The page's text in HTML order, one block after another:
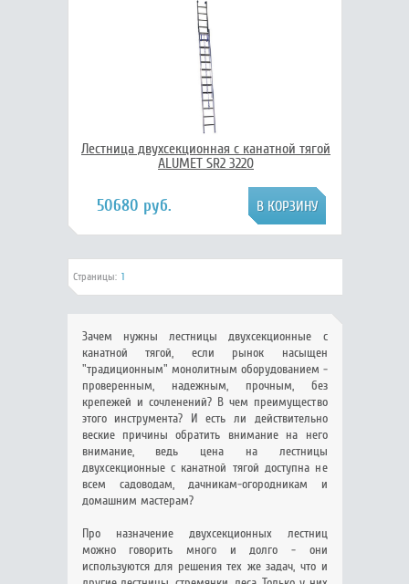
Лестница двухсекционная с канатной тягой
ALUMET SR2 3220
50680 руб.
Страницы: 1
Зачем нужны лестницы двухсекционные с
канатной тягой, если рынок насыщен
"традиционным" монолитным оборудованием -
проверенным, надежным, прочным, без
крепежей и сочленений? В чем преимущество
этого инструмента? И есть ли действительно
веские причины обратить внимание на него
внимание, ведь цена на лестницы
двухсекционные с канатной тягой доступна не
всем садоводам, дачникам-огородникам и
домашним мастерам?
Про назначение двухсекционных лестниц
можно говорить много и долго - они
используются для решения тех же задач, что и